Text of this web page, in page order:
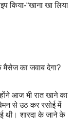
किया-“खाना खा लिया
का जवाब देगा?
आज भी रात खाने का
से उठ कर रसोई में
थी। शारदा के जाने के